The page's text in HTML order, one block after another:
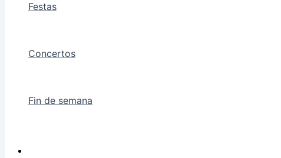
Festas
Concertos
Fin de semana